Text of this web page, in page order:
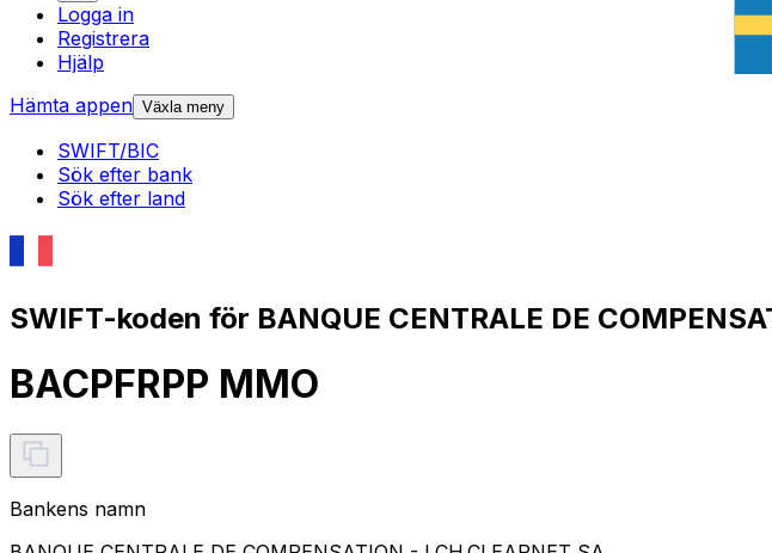
Logga in
Registrera
Hjälp
Hämta appen Växla meny
SWIFT/BIC
Sök efter bank
Sök efter land
SWIFT-koden för BANQUE CENTRALE DE
BACPFRPP MMO
Bankens namn